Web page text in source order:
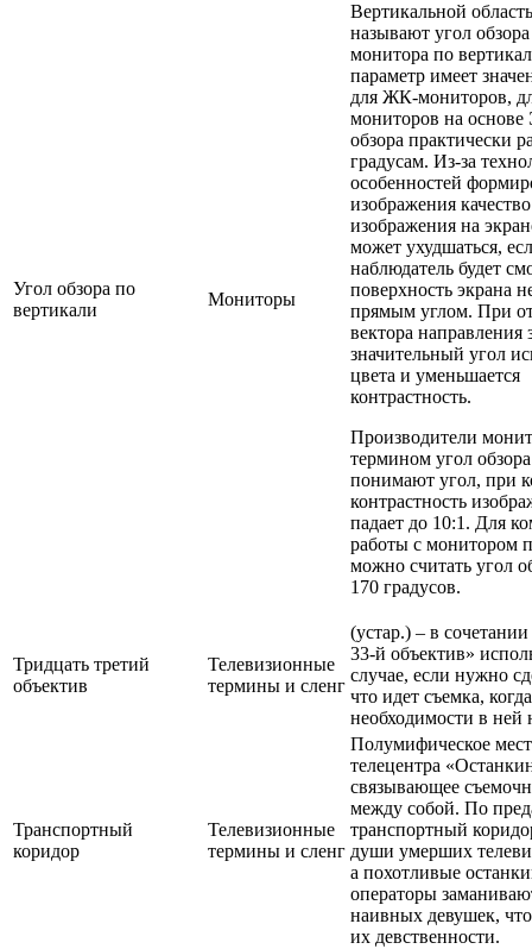
Угол обзора по
вертикали
Мониторы
Вертикальной
называют угол
монитора по
параметр имеет
для ЖК-мониторов,
мониторов на
обзора практически
градусам. Из-за
особенностей
изображения качество
изображения на
может ухудшаться,
наблюдатель будет
поверхность экрана
прямым углом. При
вектора направления
значительный угол
цвета и уменьшается
контрастность.
Производители
термином угол
понимают угол, при
контрастность
падает до 10:1. Для
работы с монитором
можно считать угол
170 градусов.
Тридцать третий
объектив
Телевизионные
термины и сленг
(устар.) – в
33-й объектив»
случае, если нужно
что идет съемка,
необходимости в ней
Транспортный
коридор
Телевизионные
термины и сленг
Полумифическое
телецентра
связывающее
между собой. По
транспортный
души умерших
а похотливые
операторы
наивных девушек,
их девственности.